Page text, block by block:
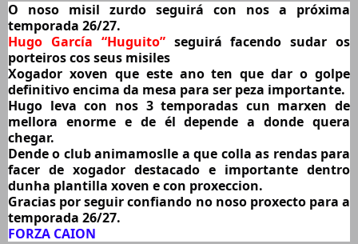
O noso misil zurdo seguirá con nos a próxima
temporada 26/27.
Hugo García “Huguito” seguirá facendo sudar os
porteiros cos seus misiles
Xogador xoven que este ano ten que dar o golpe
definitivo encima da mesa para ser peza importante.
Hugo leva con nos 3 temporadas cun marxen de
mellora enorme e de él depende a donde quera
chegar.
Dende o club animamoslle a que colla as rendas para
facer de xogador destacado e importante dentro
dunha plantilla xoven e con proxeccion.
Gracias por seguir confiando no noso proxecto para a
temporada 26/27.
FORZA CAION